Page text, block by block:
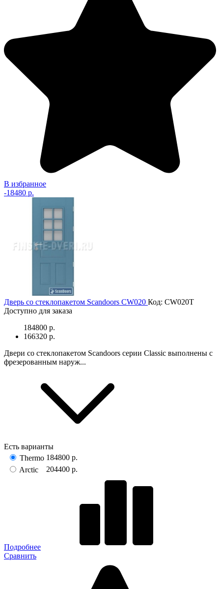
В избранное
-18480 р.
Дверь со стеклопакетом Scandoors СW020 Код: CW020T
Доступно для заказа
184800 р.
166320 р.
Двери со стеклопакетом Scandoors серии Classic выполнены с
фрезерованным наруж...
Есть варианты
Thermo 184800 р.
Arctic
204400 р.
Подробнее
Сравнить